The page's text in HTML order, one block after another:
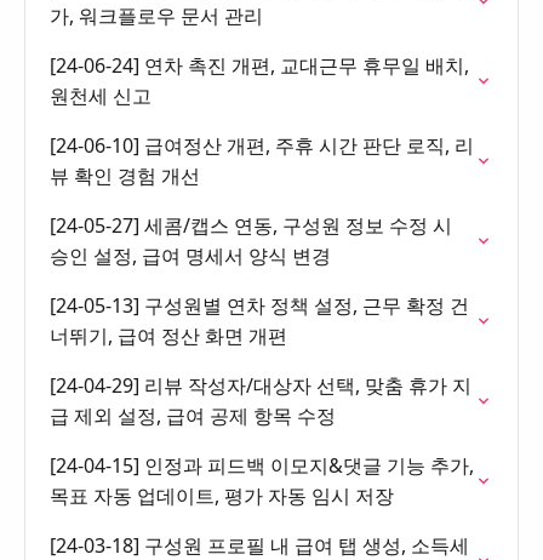
가, 워크플로우 문서 관리
[24-06-24] 연차 촉진 개편, 교대근무 휴무일 배치,
원천세 신고
[24-06-10] 급여정산 개편, 주휴 시간 판단 로직, 리
뷰 확인 경험 개선
[24-05-27] 세콤/캡스 연동, 구성원 정보 수정 시
승인 설정, 급여 명세서 양식 변경
[24-05-13] 구성원별 연차 정책 설정, 근무 확정 건
너뛰기, 급여 정산 화면 개편
[24-04-29] 리뷰 작성자/대상자 선택, 맞춤 휴가 지
급 제외 설정, 급여 공제 항목 수정
[24-04-15] 인정과 피드백 이모지&댓글 기능 추가,
목표 자동 업데이트, 평가 자동 임시 저장
[24-03-18] 구성원 프로필 내 급여 탭 생성, 소득세